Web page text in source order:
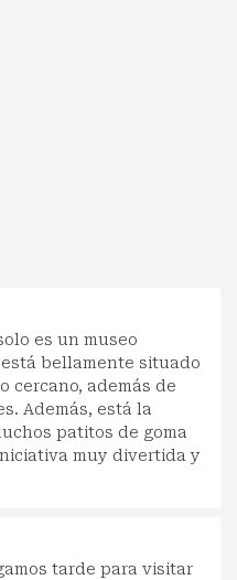
es un museo
bellamente situado
cercano, además de
Además, está la
patitos de goma
muy divertida y
tarde para visitar